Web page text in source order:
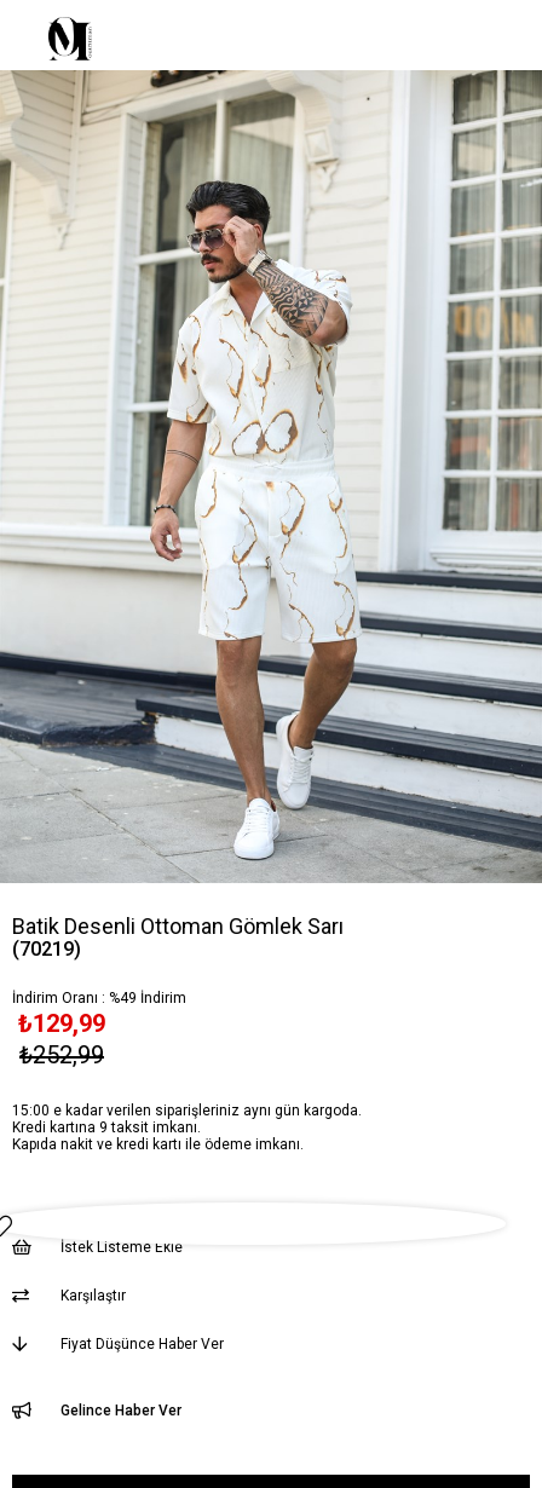
Batik Desenli Ottoman Gömlek Sarı
(70219)
İndirim Oranı : %49 İndirim
₺252,99
₺129,99
15:00 e kadar verilen siparişleriniz aynı gün kargoda.
Kredi kartına 9 taksit imkanı.
Kapıda nakit ve kredi kartı ile ödeme imkanı.
İstek Listeme Ekle
Karşılaştır
Fiyat Düşünce Haber Ver
Gelince Haber Ver